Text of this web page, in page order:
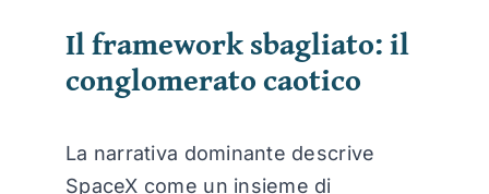
Il framework sbagliato: il
conglomerato caotico
La narrativa dominante descrive
SpaceX come un insieme di